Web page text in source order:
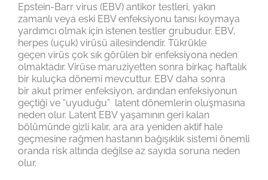
Epstein-Barr virus (EBV) antikor testleri, yakın
zamanlı veya eski EBV enfeksiyonu tanısı koymaya
yardımcı olmak için istenen testler grubudur. EBV,
herpes (uçuk) virüsü ailesindendir. Tükrükle
geçen virüs çok sık görülen bir enfeksiyona neden
olmaktadır. Virüse maruziyetten sonra birkaç haftalık
bir kuluçka dönemi mevcuttur. EBV daha sonra
bir akut primer enfeksiyon, ardından enfeksiyonun
geçtiği ve “uyuduğu” latent dönemlerin oluşmasına
neden olur. Latent EBV yaşamının geri kalan
bölümünde gizli kalır, ara ara yeniden aktif hale
geçmesine rağmen hastanın bağışıklık sistemi önemli
oranda risk altında değilse az sayıda soruna neden
olur.